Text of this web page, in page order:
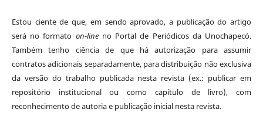
Estou ciente de que, em sendo aprovado, a publicação do artigo
será no formato on-lineno Portal de Periódicos da Unochapecó.
Também tenho ciência de que há autorização para assumir
contratos adicionais separadamente, para distribuição não exclusiva
da versão do trabalho publicada nesta revista (ex.: publicar em
repositório institucional ou como capítulo de livro), com
reconhecimento de autoria e publicação inicial nesta revista.